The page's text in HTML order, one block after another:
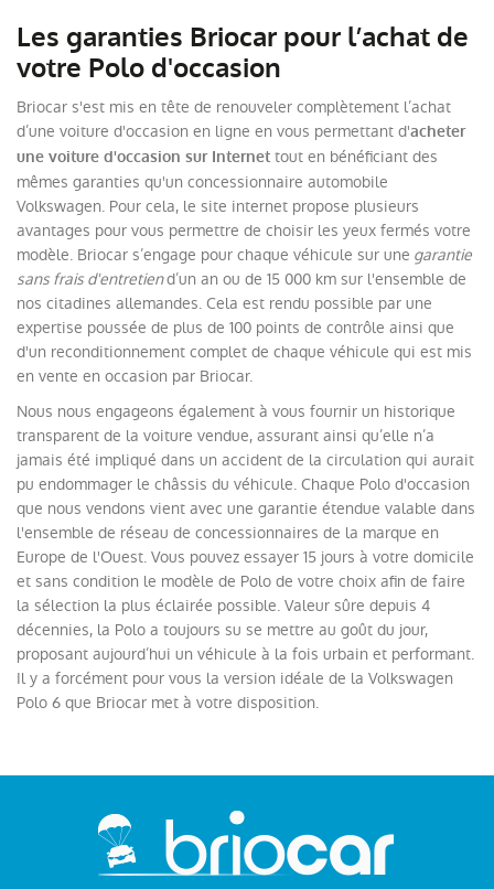
Les garanties Briocar pour l’achat de
votre Polo d'occasion
Briocar s'est mis en tête de renouveler complètement l’achat
d’une voiture d'occasion en ligne en vous permettant d'acheter
une voiture d'occasion sur Internet tout en bénéficiant des
mêmes garanties qu'un concessionnaire automobile
Volkswagen. Pour cela, le site internet propose plusieurs
avantages pour vous permettre de choisir les yeux fermés votre
modèle. Briocar s’engage pour chaque véhicule sur une garantie
sans frais d'entretiend’un an ou de 15 000 km sur l'ensemble de
nos citadines allemandes. Cela est rendu possible par une
expertise poussée de plus de 100 points de contrôle ainsi que
d'un reconditionnement complet de chaque véhicule qui est mis
en vente en occasion par Briocar.
Nous nous engageons également à vous fournir un historique
transparent de la voiture vendue, assurant ainsi qu’elle n’a
jamais été impliqué dans un accident de la circulation qui aurait
pu endommager le châssis du véhicule. Chaque Polo d'occasion
que nous vendons vient avec une garantie étendue valable dans
l'ensemble de réseau de concessionnaires de la marque en
Europe de l'Ouest. Vous pouvez essayer 15 jours à votre domicile
et sans condition le modèle de Polo de votre choix afin de faire
la sélection la plus éclairée possible. Valeur sûre depuis 4
décennies, la Polo a toujours su se mettre au goût du jour,
proposant aujourd’hui un véhicule à la fois urbain et performant.
Il y a forcément pour vous la version idéale de la Volkswagen
Polo 6 que Briocar met à votre disposition.